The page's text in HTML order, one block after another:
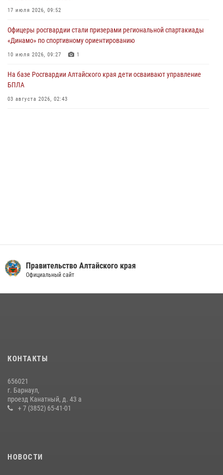
Сотрудники Росгвардии провели встречу с юными пограничниками
03 июля 2026, 04:03
Управление Росгвардии по Алтайскому краю провело для детей
02 июля 2026, 00:55
В краевом управлении вневедомственной охраны Росгвардии по
17 июля 2026, 09:52
Офицеры росгвардии стали призерами региональной спартакиады
«Динамо» по спортивному ориентированию
10 июля 2026, 09:27 1
На базе Росгвардии Алтайского края дети осваивают управление
БПЛА
03 августа 2026, 02:43
Правительство Алтайского края
Официальный сайт
КОНТАКТЫ
656021
г. Барнаул,
проезд Канатный, д. 43 а
+ 7 (3852) 65-41-01
НОВОСТИ